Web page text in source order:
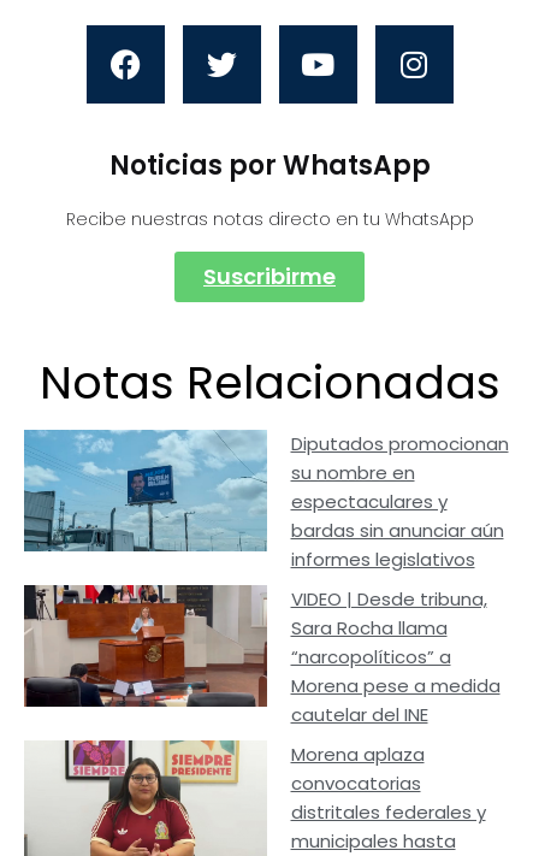
Noticias por WhatsApp
Recibe nuestras notas directo en tu WhatsApp
Suscribirme
Notas Relacionadas
Diputados promocionan
su nombre en
espectaculares y
bardas sin anunciar aún
informes legislativos
VIDEO | Desde tribuna,
Sara Rocha llama
“narcopolíticos” a
Morena pese a medida
cautelar del INE
Morena aplaza
convocatorias
distritales federales y
municipales hasta